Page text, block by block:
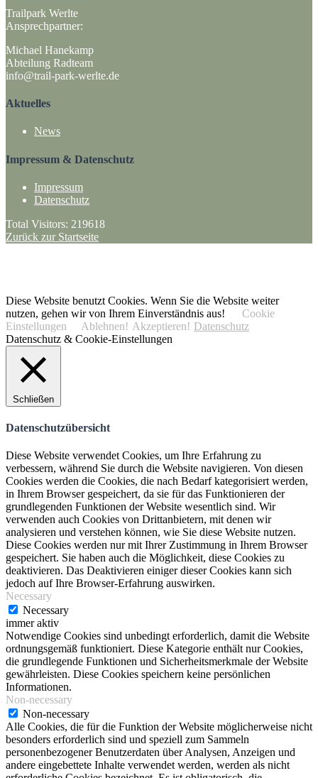
Trailpark Werlte
Ansprechpartner:
Michael Hanekamp
Abteilung Radteam
info@trail-park-werlte.de
Aktuelles
News
Impressum & Datenschutz
Impressum
Datenschutz
Total Visitors: 219618
Zurück zur Startseite
Diese Website benutzt Cookies. Wenn Sie die Website weiter
nutzen, gehen wir von Ihrem Einverständnis aus!
Cookie
Einstellungen
Ablehnen! Akzeptieren! Datenschutz
Datenschutz & Cookie-Einstellungen
Schließen
Datenschutzübersicht
Diese Website verwendet Cookies, um Ihre Erfahrung zu
verbessern, während Sie durch die Website navigieren. Von diesen
Cookies werden die Cookies, die nach Bedarf kategorisiert werden,
in Ihrem Browser gespeichert, da sie für das Funktionieren der
grundlegenden Funktionen der Website wesentlich sind. Wir
verwenden auch Cookies von Drittanbietern, mit denen wir
analysieren und verstehen können, wie Sie diese Website nutzen.
Diese Cookies werden nur mit Ihrer Zustimmung in Ihrem Browser
gespeichert. Sie haben auch die Möglichkeit, diese Cookies zu
deaktivieren. Das Deaktivieren einiger dieser Cookies kann sich
jedoch auf Ihre Browser-Erfahrung auswirken.
Necessary
Necessary
immer aktiv
Notwendige Cookies sind unbedingt erforderlich, damit die Website
ordnungsgemäß funktioniert. Diese Kategorie enthält nur Cookies,
die grundlegende Funktionen und Sicherheitsmerkmale der Website
gewährleisten. Diese Cookies speichern keine persönlichen
Informationen.
Non-necessary
Non-necessary
Alle Cookies, die für die Funktion der Website möglicherweise nicht
besonders erforderlich sind und speziell zum Sammeln
personenbezogener Benutzerdaten über Analysen, Anzeigen und
andere eingebettete Inhalte verwendet werden, werden als nicht